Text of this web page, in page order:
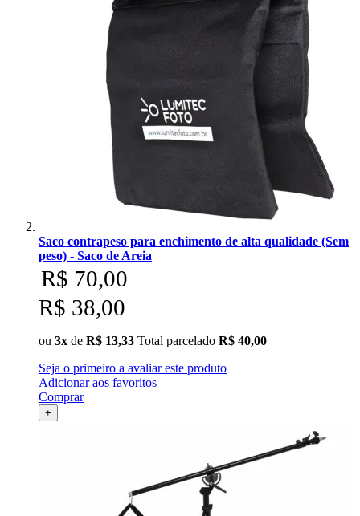
Saco contrapeso para enchimento de alta qualidade (Sem
peso) - Saco de Areia
R$ 70,00
R$ 38,00
ou 3x de R$ 13,33 Total parcelado R$ 40,00
Seja o primeiro a avaliar este produto
Adicionar aos favoritos
Comprar
+